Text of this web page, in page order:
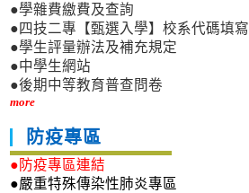
●學雜費繳費及查詢
●四技二專【甄選入學】校系代碼填寫
●學生評量辦法及補充規定
●中學生網站
●後期中等教育普查問卷
more
防疫專區
●防疫專區連結
●嚴重特殊傳染性肺炎專區